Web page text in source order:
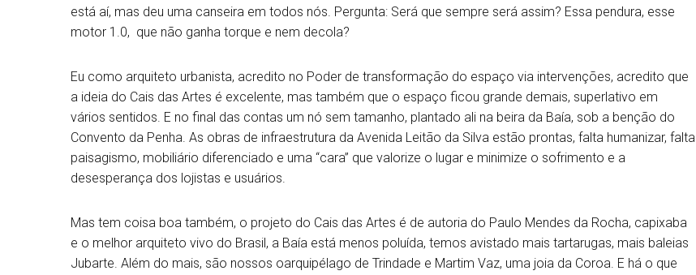
está aí, mas deu uma canseira em todos nós. Pergunta: Será que sempre será assim? Essa pendura, esse
motor 1.0, que não ganha torque e nem decola?
Eu como arquiteto urbanista, acredito no Poder de transformação do espaço via intervenções, acredito que
a ideia do Cais das Artes é excelente, mas também que o espaço ficou grande demais, superlativo em
vários sentidos. E no final das contas um nó sem tamanho, plantado ali na beira da Baía, sob a benção do
Convento da Penha. As obras de infraestrutura da Avenida Leitão da Silva estão prontas, falta humanizar, falta
paisagismo, mobiliário diferenciado e uma “cara” que valorize o lugar e minimize o sofrimento e a
desesperança dos lojistas e usuários.
Mas tem coisa boa também, o projeto do Cais das Artes é de autoria do Paulo Mendes da Rocha, capixaba
e o melhor arquiteto vivo do Brasil, a Baía está menos poluída, temos avistado mais tartarugas, mais baleias
Jubarte. Além do mais, são nossos oarquipélago de Trindade e Martim Vaz, uma joia da Coroa. E há o que